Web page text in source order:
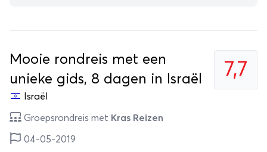
7,7
Mooie rondreis met een
unieke gids, 8 dagen in Israël
Israël
Groepsrondreis met Kras Reizen
04-05-2019